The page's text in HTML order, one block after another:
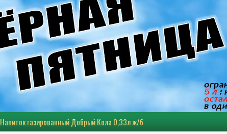
Напиток газированный Добрый Кола 0,33л ж/б